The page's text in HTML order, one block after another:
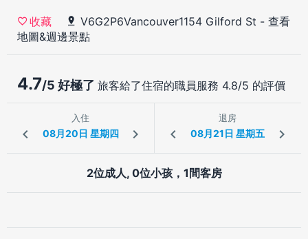
收藏 V6G2P6Vancouver1154 Gilford St - 查看
地圖&週邊景點
4.7/5 好極了 旅客給了住宿的職員服務 4.8/5 的評價
入住 退房
2位成人, 0位小孩，1間客房